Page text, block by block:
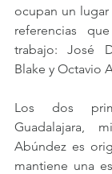
ocupan un
referencias
trabajo: José
Blake y Octavio
Los dos
Guadalajara,
Abúndez es
mantiene una